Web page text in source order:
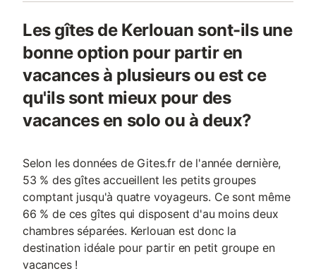
Les gîtes de Kerlouan sont-ils une
bonne option pour partir en
vacances à plusieurs ou est ce
qu'ils sont mieux pour des
vacances en solo ou à deux?
Selon les données de Gites.fr de l'année dernière,
53 % des gîtes accueillent les petits groupes
comptant jusqu'à quatre voyageurs. Ce sont même
66 % de ces gîtes qui disposent d'au moins deux
chambres séparées. Kerlouan est donc la
destination idéale pour partir en petit groupe en
vacances !